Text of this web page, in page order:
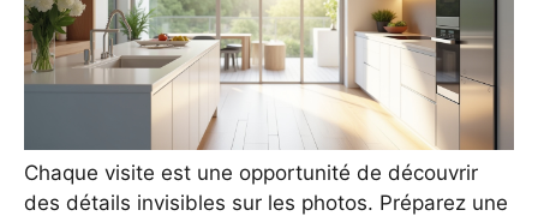
Chaque visite est une opportunité de découvrir
des détails invisibles sur les photos. Préparez une